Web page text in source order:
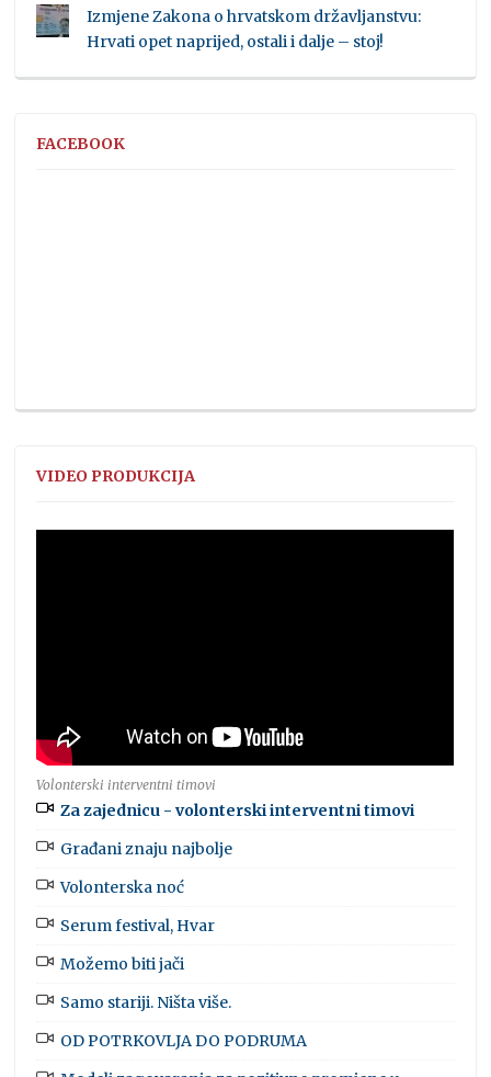
Izmjene Zakona o hrvatskom državljanstvu:
Hrvati opet naprijed, ostali i dalje – stoj!
FACEBOOK
VIDEO PRODUKCIJA
Volonterski interventni timovi
Za zajednicu - volonterski interventni timovi
Građani znaju najbolje
Volonterska noć
Serum festival, Hvar
Možemo biti jači
Samo stariji. Ništa više.
OD POTRKOVLJA DO PODRUMA